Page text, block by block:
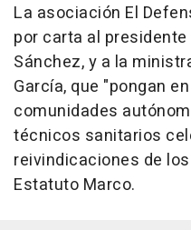
La asociación El
por carta al presidente
Sánchez, y a la
García, que "pongan
comunidades
técnicos sanitarios
reivindicaciones de
Estatuto Marco.